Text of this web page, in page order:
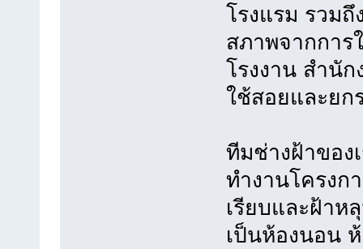
โรงแรม รวม
สภาพจากการ
โรงงาน สำนั
ใช้สอยและย
ทีมช่างฝ้าของ
ทำงานโครงก
เรียบและฝ้าห
เป็นห้องนอน